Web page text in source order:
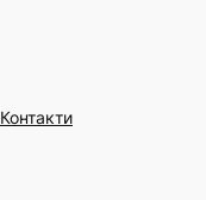
Контакти